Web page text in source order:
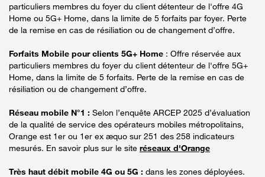
particuliers membres du foyer du client détenteur de l'offre 4G
Home ou 5G+ Home, dans la limite de 5 forfaits par foyer. Perte
de la remise en cas de résiliation ou de changement d’offre.
Forfaits Mobile pour clients 5G+ Home : Offre réservée aux
particuliers membres du foyer du client détenteur de l'offre 5G+
Home, dans la limite de 5 forfaits. Perte de la remise en cas de
résiliation ou de changement d’offre.
Réseau mobile N°1 : Selon l’enquête ARCEP 2025 d’évaluation
de la qualité de service des opérateurs mobiles métropolitains,
Orange est 1er ou 1er ex æquo sur 251 des 258 indicateurs
mesurés. En savoir plus sur le site réseaux d'Orange
Très haut débit mobile 4G ou 5G : dans les zones déployées.